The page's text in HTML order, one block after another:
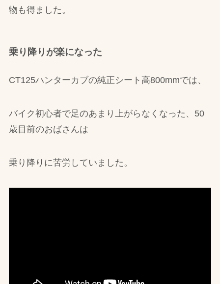
物も得ました。
乗り降りが楽になった
CT125ハンターカブの純正シート高800mmでは、
バイク初心者で足のあまり上がらなくなった、50
歳目前のおばさんは
乗り降りに苦労していました。